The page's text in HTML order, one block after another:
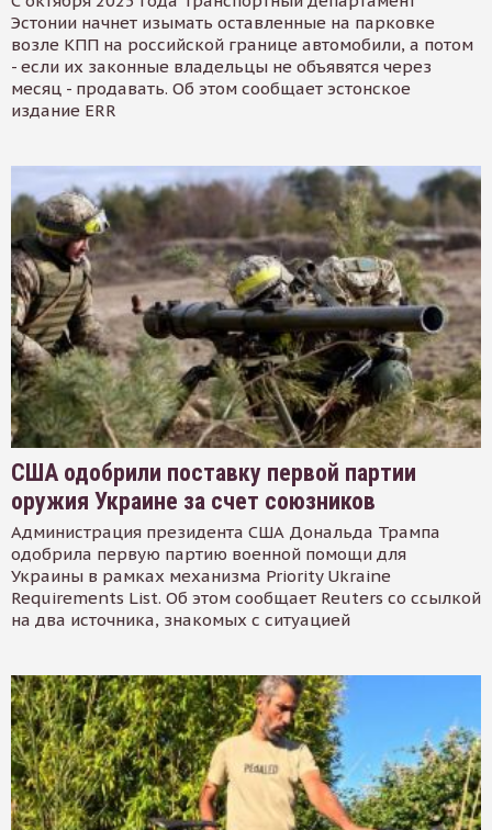
Эстонии начнет изымать оставленные на парковке
возле КПП на российской границе автомобили, а потом
- если их законные владельцы не объявятся через
месяц - продавать. Об этом сообщает эстонское
издание ERR
США одобрили поставку первой партии
оружия Украине за счет союзников
Администрация президента США Дональда Трампа
одобрила первую партию военной помощи для
Украины в рамках механизма Priority Ukraine
Requirements List. Об этом сообщает Reuters со ссылкой
на два источника, знакомых с ситуацией